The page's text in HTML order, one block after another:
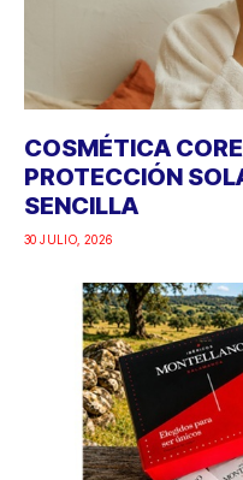
COSMÉTICA
PROTECCIÓN
SENCILLA
30 JULIO, 2026